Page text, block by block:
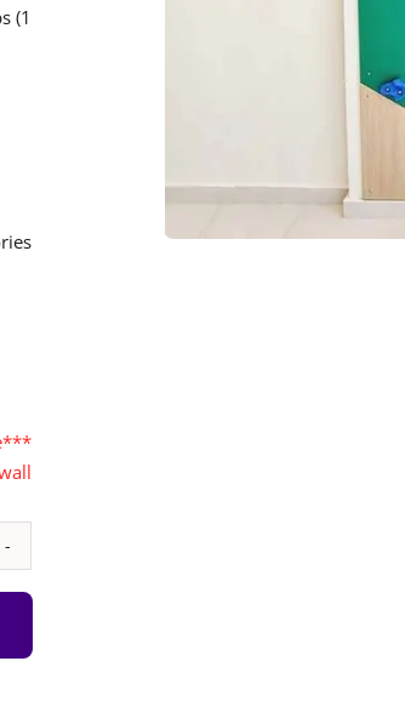
1) Climbing wall panel with hand grips.